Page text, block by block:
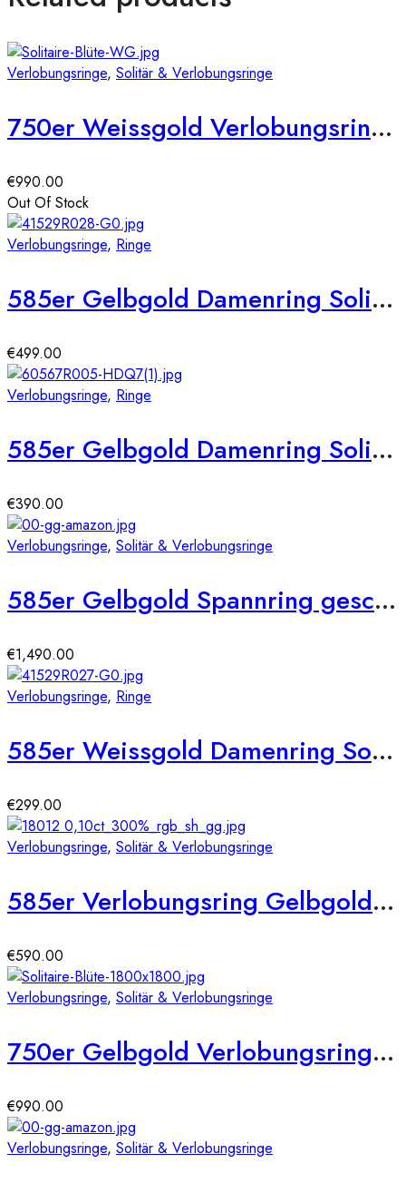
Verlobungsringe, Solitär & Verlobungsringe
750er Weissgold Verlobungsring 6er Krappe Blütenform ca. 0,36 ct. Illusion Diamant
€990.00
Out Of Stock
Verlobungsringe, Ringe
585er Gelbgold Damenring Solitair mit Zirkonia Square Gr. 54
€499.00
Verlobungsringe, Ringe
585er Gelbgold Damenring Solitair mit Zirkonia Gr. 54
€390.00
Verlobungsringe, Solitär & Verlobungsringe
585er Gelbgold Spannring geschwungen mit Diamant 0,25 ct.
€1,490.00
Verlobungsringe, Ringe
585er Weissgold Damenring Solitair mit Zirkonia Square Gr. 54
€299.00
Verlobungsringe, Solitär & Verlobungsringe
585er Verlobungsring Gelbgold 0,15 ct.
€590.00
Verlobungsringe, Solitär & Verlobungsringe
750er Gelbgold Verlobungsring 6er Krappe Blütenform ca. 0,36 ct. Illusion Diamant
€990.00
Verlobungsringe, Solitär & Verlobungsringe